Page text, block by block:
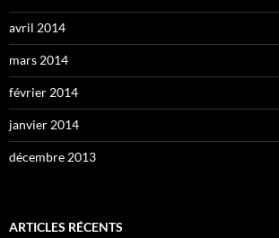
avril 2014
mars 2014
février 2014
janvier 2014
décembre 2013
ARTICLES RÉCENTS